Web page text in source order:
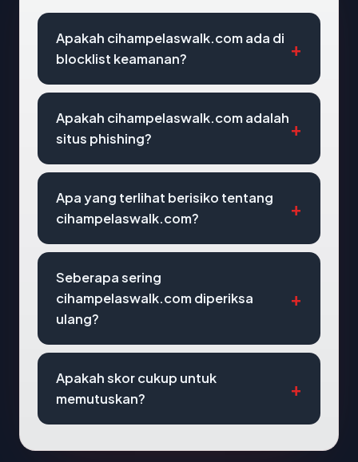
Apakah cihampelaswalk.com ada di
blocklist keamanan?
Apakah cihampelaswalk.com adalah
situs phishing?
Apa yang terlihat berisiko tentang
cihampelaswalk.com?
Seberapa sering
cihampelaswalk.com diperiksa
ulang?
Apakah skor cukup untuk
memutuskan?